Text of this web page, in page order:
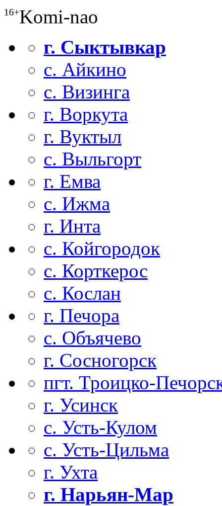
16+Komi-nao
г. Сыктывкар
с. Айкино
с. Визинга
г. Воркута
г. Вуктыл
с. Выльгорт
г. Емва
с. Ижма
г. Инта
с. Койгородок
с. Корткерос
с. Кослан
г. Печора
с. Объячево
г. Сосногорск
пгт. Троицко-
г. Усинск
с. Усть-Кулом
с. Усть-Цильма
г. Ухта
г. Нарьян-Мар